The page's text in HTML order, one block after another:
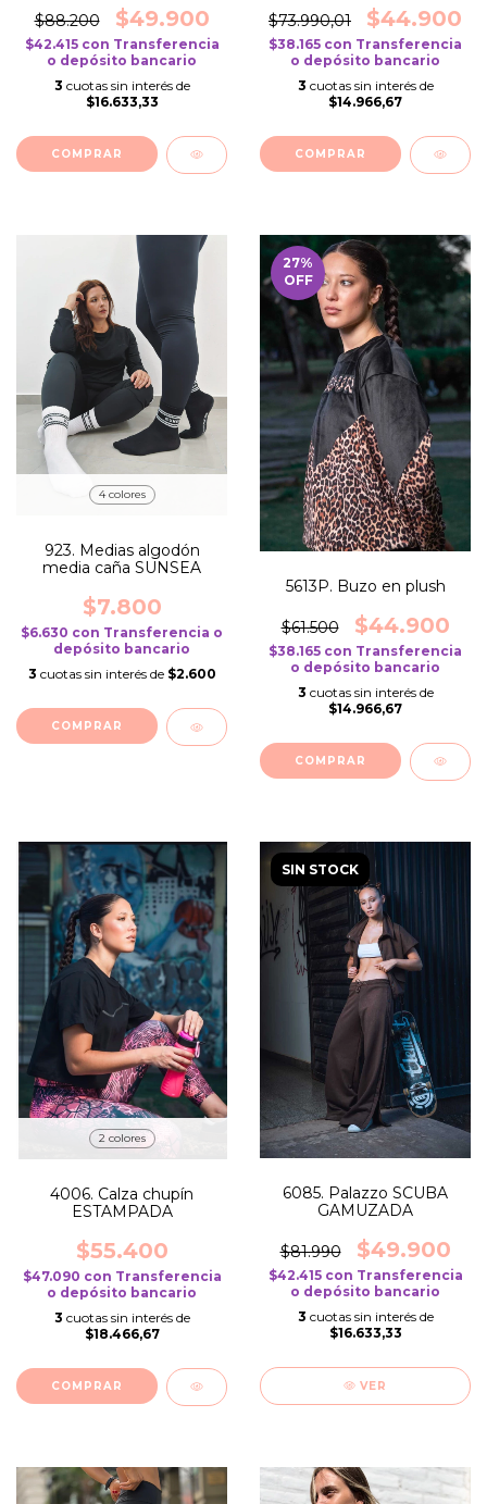
$88.200 $49.900
$42.415 con Transferencia
o depósito bancario
3 cuotas sin interés de
$16.633,33
COMPRAR
$73.990,01 $44.900
$38.165 con Transferencia
o depósito bancario
3 cuotas sin interés de
$14.966,67
COMPRAR
4 colores
923. Medias algodón
media caña SUNSEA
$7.800
$6.630 con Transferencia o
depósito bancario
3 cuotas sin interés de $2.600
COMPRAR
27%
OFF
5613P. Buzo en plush
$61.500 $44.900
$38.165 con Transferencia
o depósito bancario
3 cuotas sin interés de
$14.966,67
COMPRAR
2 colores
4006. Calza chupín
ESTAMPADA
$55.400
$47.090 con Transferencia
o depósito bancario
3 cuotas sin interés de
$18.466,67
COMPRAR
SIN STOCK
6085. Palazzo SCUBA
GAMUZADA
$81.990 $49.900
$42.415 con Transferencia
o depósito bancario
3 cuotas sin interés de
$16.633,33
VER